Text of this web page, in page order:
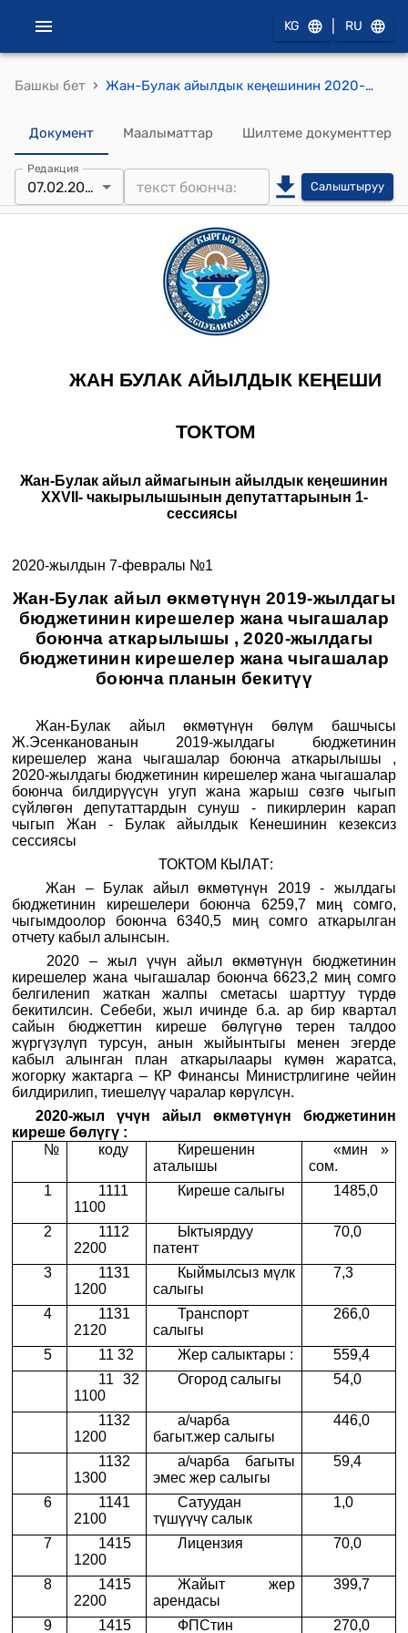
KG RU
Башкы бет › Жан-Булак айылдык кеңешинин 2020-жылдын 7-февралындагы №1 "Жан-Булак айыл өкмөтүнүн 2019-жылдагы бюджетинин кирешелер жана чыгашалар боюнча аткарылышы , 2020-жылдагы бюджетинин кирешелер жана чыгашалар боюнча планын бекитүү жөнүндө" токтому
Документ Маалыматтар Шилтеме документтер
Редакция
07.02.2020 Салыштыруу